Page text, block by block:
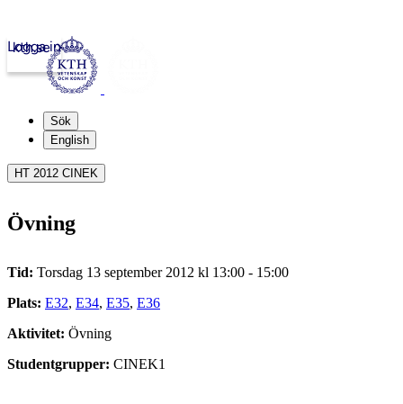
kth.se
Logga in
Sök
English
HT 2012 CINEK
Övning
Tid: Torsdag 13 september 2012 kl 13:00 - 15:00
Plats: E32, E34, E35, E36
Aktivitet: Övning
Studentgrupper: CINEK1